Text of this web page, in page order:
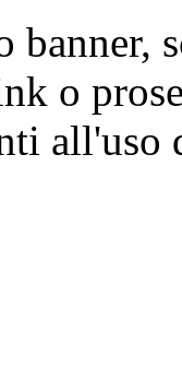
banner,
o
all'uso